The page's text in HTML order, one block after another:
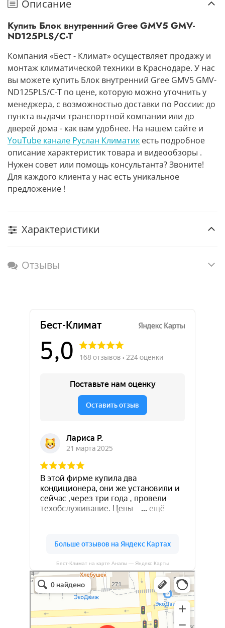
Описание
Купить Блок внутренний Gree GMV5 GMV-
ND125PLS/C-T
Компания «Бест - Климат» осуществляет продажу и
монтаж климатической техники в Краснодаре. У нас
вы можете купить Блок внутренний Gree GMV5 GMV-
ND125PLS/C-T по цене, которую можно уточнить у
менеджера, с возможностью доставки по России: до
пункта выдачи транспортной компании или до
дверей дома - как вам удобнее. На нашем сайте и
YouTube канале Руслан Климатик есть подробное
описание характеристик товара и видеообзоры .
Нужен совет или помощь консультанта? Звоните!
Для каждого клиента у нас есть уникальное
предложение !
Характеристики
Отзывы
Бест-Климат на карте Анапы — Яндекс Карты
Бест-климат
Кондиционеры в Краснодаре